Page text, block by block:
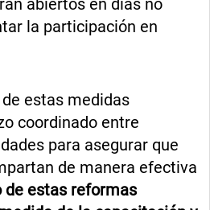
abiertos en días no
la participación en
estas medidas
coordinado entre
para asegurar que
de manera efectiva
de estas reformas